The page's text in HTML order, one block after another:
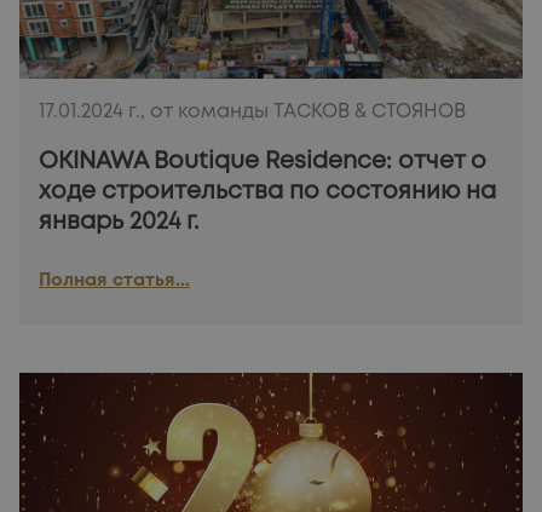
17.01.2024 г., от команды ТАСКОВ & СТОЯНОВ
OKINAWA Boutique Residence: отчет о
ходе строительства по состоянию на
январь 2024 г.
Полная статья...